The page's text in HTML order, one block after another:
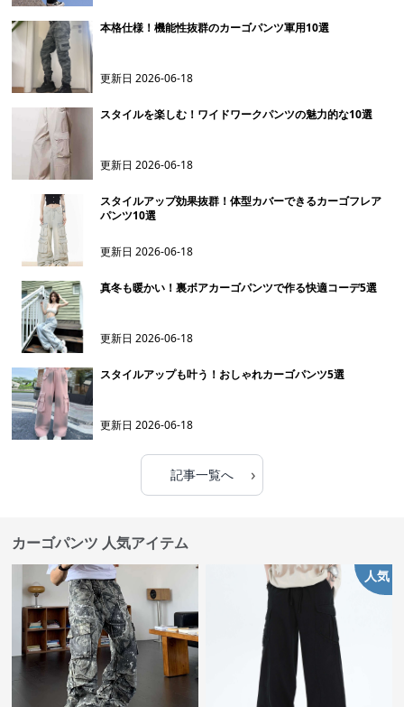
本格仕様！機能性抜群のカーゴパンツ軍用10選
更新日2026-06-18
スタイルを楽しむ！ワイドワークパンツの魅力的な10選
更新日2026-06-18
スタイルアップ効果抜群！体型カバーできるカーゴフレア
パンツ10選
更新日2026-06-18
真冬も暖かい！裏ボアカーゴパンツで作る快適コーデ5選
更新日2026-06-18
スタイルアップも叶う！おしゃれカーゴパンツ5選
更新日2026-06-18
記事一覧へ ›
カーゴパンツ 人気アイテム
人気